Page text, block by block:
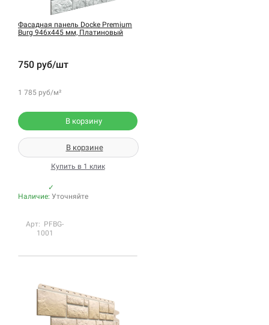
Фасадная панель Docke Premium
Burg 946х445 мм, Платиновый
750 руб/шт
1 785 руб/м²
В корзину
В корзине
Купить в 1 клик
✓
Наличие: Уточняйте
Арт: PFBG-
1001